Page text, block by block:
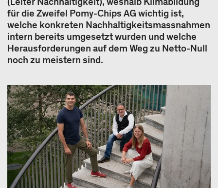
für die Zweifel Pomy-Chips AG wichtig ist,
welche konkreten Nachhaltigkeitsmassnahmen
intern bereits umgesetzt wurden und welche
Herausforderungen auf dem Weg zu Netto-Null
noch zu meistern sind.